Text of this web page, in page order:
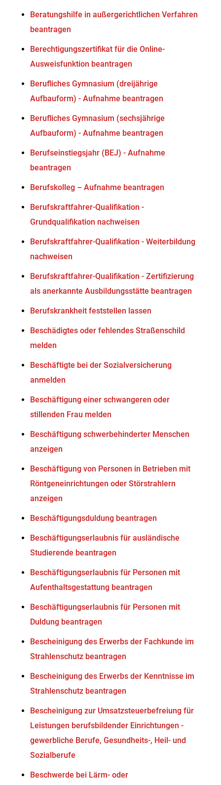
Beratungshilfe in außergerichtlichen Verfahren
beantragen
Berechtigungszertifikat für die Online-
Ausweisfunktion beantragen
Berufliches Gymnasium (dreijährige
Aufbauform) - Aufnahme beantragen
Berufliches Gymnasium (sechsjährige
Aufbauform) - Aufnahme beantragen
Berufseinstiegsjahr (BEJ) - Aufnahme
beantragen
Berufskolleg – Aufnahme beantragen
Berufskraftfahrer-Qualifikation -
Grundqualifikation nachweisen
Berufskraftfahrer-Qualifikation - Weiterbildung
nachweisen
Berufskraftfahrer-Qualifikation - Zertifizierung
als anerkannte Ausbildungsstätte beantragen
Berufskrankheit feststellen lassen
Beschädigtes oder fehlendes Straßenschild
melden
Beschäftigte bei der Sozialversicherung
anmelden
Beschäftigung einer schwangeren oder
stillenden Frau melden
Beschäftigung schwerbehinderter Menschen
anzeigen
Beschäftigung von Personen in Betrieben mit
Röntgeneinrichtungen oder Störstrahlern
anzeigen
Beschäftigungsduldung beantragen
Beschäftigungserlaubnis für ausländische
Studierende beantragen
Beschäftigungserlaubnis für Personen mit
Aufenthaltsgestattung beantragen
Beschäftigungserlaubnis für Personen mit
Duldung beantragen
Bescheinigung des Erwerbs der Fachkunde im
Strahlenschutz beantragen
Bescheinigung des Erwerbs der Kenntnisse im
Strahlenschutz beantragen
Bescheinigung zur Umsatzsteuerbefreiung für
Leistungen berufsbildender Einrichtungen -
gewerbliche Berufe, Gesundheits-, Heil- und
Sozialberufe
Beschwerde bei Lärm- oder